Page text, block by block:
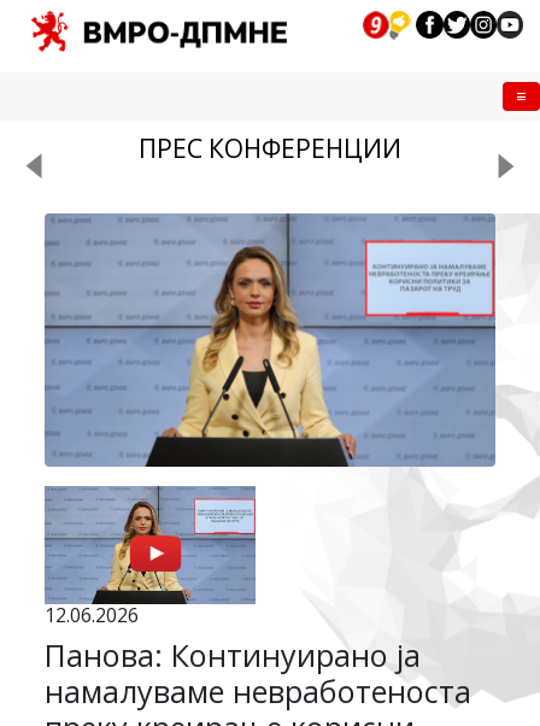
ПРЕС КОНФЕРЕНЦИИ
12.06.2026
Панова: Континуирано ја
намалуваме невработеноста